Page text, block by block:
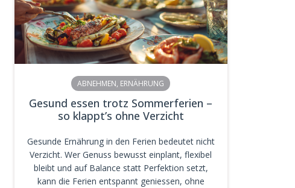
ABNEHMEN, ERNÄHRUNG
Gesund essen trotz Sommerferien –
so klappt’s ohne Verzicht
Gesunde Ernährung in den Ferien bedeutet nicht
Verzicht. Wer Genuss bewusst einplant, flexibel
bleibt und auf Balance statt Perfektion setzt,
kann die Ferien entspannt geniessen, ohne